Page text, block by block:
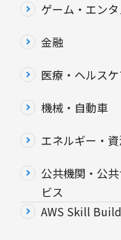
ゲーム・エンタ
金融
医療・ヘルス
機械・自動車
エネルギー・
公共機関・公
ビス
AWS Skill